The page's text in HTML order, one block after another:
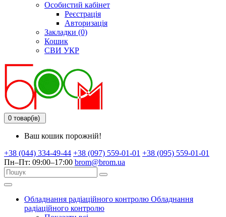
Особистий кабінет
Реєстрація
Авторизація
Закладки (0)
Кошик
СВИ УКР
0 товар(ів)
Ваш кошик порожній!
+38 (044) 334-49-44 +38 (097) 559-01-01 +38 (095) 559-01-01
Пн–Пт: 09:00–17:00 brom@brom.ua
Обладнання радіаційного контролю Обладнання
радіаційного контролю